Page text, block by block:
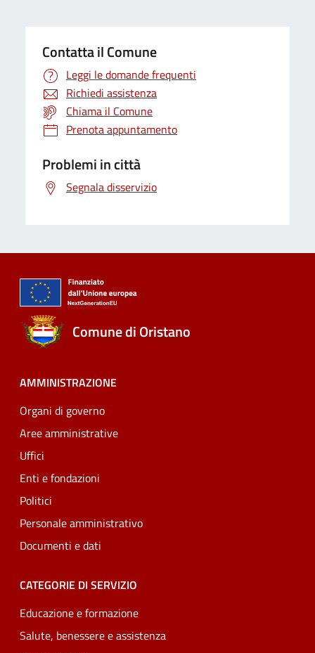
Contatta il Comune
Leggi le domande frequenti
Richiedi assistenza
Chiama il Comune
Prenota appuntamento
Problemi in città
Segnala disservizio
Comune di Oristano
AMMINISTRAZIONE
Organi di governo
Aree amministrative
Uffici
Enti e fondazioni
Politici
Personale amministrativo
Documenti e dati
CATEGORIE DI SERVIZIO
Educazione e formazione
Salute, benessere e assistenza